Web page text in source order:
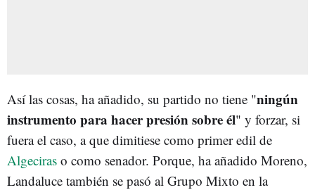
Así las cosas, ha añadido, su partido no tiene "ningún
instrumento para hacer presión sobre él" y forzar, si
fuera el caso, a que dimitiese como primer edil de
Algeciras o como senador. Porque, ha añadido Moreno,
Landaluce también se pasó al Grupo Mixto en la